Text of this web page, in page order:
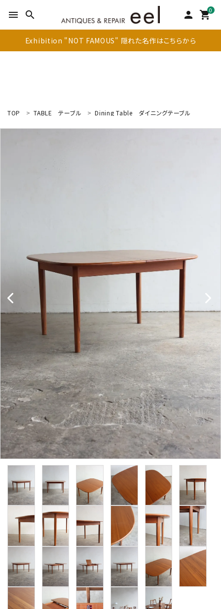
menu search person 0
shopping_cart
Exhibition "NOT FAMOUS" 隠れた名作はこちらから
チェア
ソファ
照明
ドア
雑貨
その他
BRAND
お気に入りリスト
卸販売
デザイナーまとめ
アフターケア
メンテナンスについて
ギャラリー・シーン
納品事例
TOP TABLE テーブル Dining Table ダイニングテーブル